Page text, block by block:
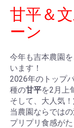
甘平＆
ーン
今年も吉本農園
います！
2026年のトップ
種の甘平を2月上
そして、大人気！
当農園ならでは
プリプリ食感が